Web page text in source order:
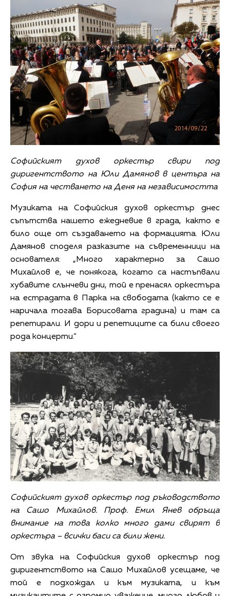
Софийският духов оркестър свири под
диригентството на Юли Дамянов в центъра на
София на честването на Деня на независимостта
Музиката на Софийския духов оркестър днес
съпътства нашето ежедневие в града, както е
било още от създаването на формацията. Юли
Дамянов споделя разказите на съвременници на
основателя: „Много характерно за Сашо
Михайлов е, че понякога, когато са настъпвали
хубавите слънчеви дни, той е пренасял оркестъра
на естрадата в Парка на свободата (както се е
наричала тогава Борисовата градина) и там са
репетирали. И дори и репетиците са били своего
рода концерти.“
Софийският духов оркестър под ръководството
на Сашо Михайлов. Проф. Емил Янев обръща
внимание на това колко много дами свирят в
оркестъра – всички баси са били жени.
От звука на Софийския духов оркестър под
диригентството на Сашо Михайлов усещаме, че
той е подхождал и към музиката, и към